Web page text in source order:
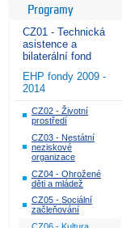
Programy
CZ01 - Technická
asistence a
bilaterální fond
EHP fondy 2009 -
2014
CZ02 - Životní
prostředí
CZ03 - Nestátní
neziskové
organizace
CZ04 - Ohrožené
děti a mládež
CZ05 - Sociální
začleňování